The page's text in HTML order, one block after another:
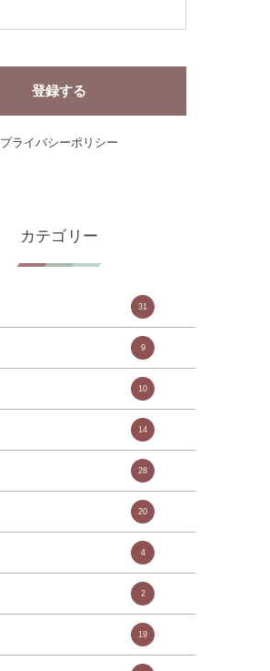
プライバシーポリシー
カテゴリー
31
9
10
14
28
20
4
2
19